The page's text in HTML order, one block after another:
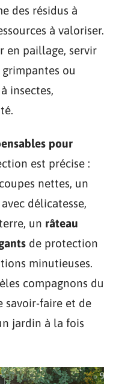
des résidus à
à valoriser.
en paillage, servir
ou
insectes,
pour
est précise :
nettes, un
délicatesse,
un râteau
de protection
minutieuses.
compagnons du
savoir-faire et de
jardin à la fois